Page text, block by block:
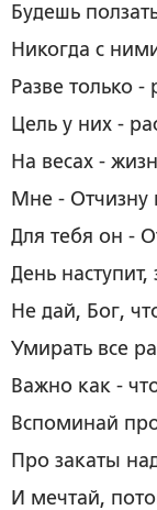
Будешь
Никогда с
Разве только
Цель у них -
На весах -
Мне - Отчизну
Для тебя он -
День наступит,
Не дай, Бог,
Умирать все
Важно как ­-
Вспоминай
Про закаты
И мечтай,